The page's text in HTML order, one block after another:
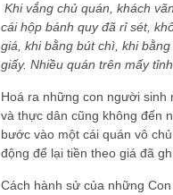
Khi vắng chủ quán, khách
cái hộp bánh quy đã rỉ sét,
giá, khi bằng bút chì, khi
giấy. Nhiều quán trên mấy
Hoá ra những con người sinh
và thực dân cũng không đến
bước vào một cái quán vô
động để lại tiền theo giá đã
Cách hành sử của những